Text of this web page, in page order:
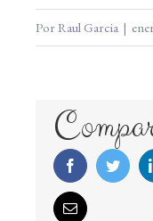
PorRaul Garcia |
Facebook
Correo